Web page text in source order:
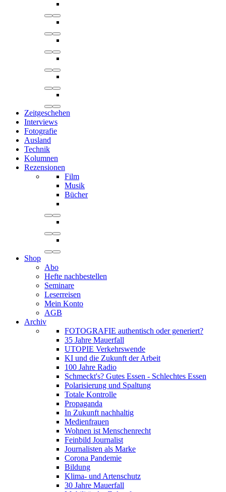
Zeitgeschehen
Interviews
Fotografie
Ausland
Technik
Kolumnen
Rezensionen
Film
Musik
Bücher
Shop
Abo
Hefte nachbestellen
Seminare
Leserreisen
Mein Konto
AGB
Archiv
FOTOGRAFIE authentisch oder generiert?
35 Jahre Mauerfall
UTOPIE Verkehrswende
KI und die Zukunft der Arbeit
100 Jahre Radio
Schmeckt's? Gutes Essen - Schlechtes Essen
Polarisierung und Spaltung
Totale Kontrolle
Propaganda
In Zukunft nachhaltig
Medienfrauen
Wohnen ist Menschenrecht
Feinbild Journalist
Journalisten als Marke
Corona Pandemie
Bildung
Klima- und Artenschutz
30 Jahre Mauerfall